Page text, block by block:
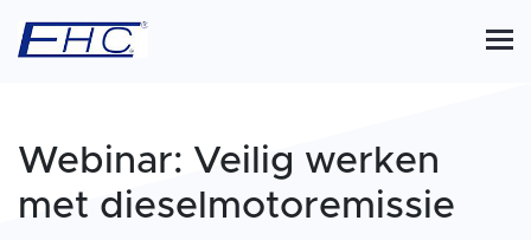
Webinar: Veilig werken
met dieselmotoremissie